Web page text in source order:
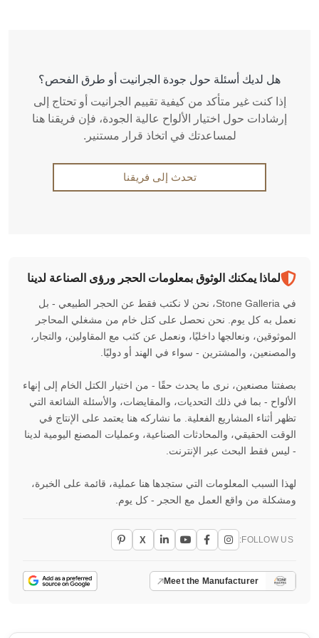
هل لديك أسئلة حول جودة الجرانيت أو طرق الفحص؟
إذا كنت غير متأكد من كيفية تقييم الجرانيت أو تحتاج إلى
إرشادات حول اختيار الألواح عالية الجودة، فإن فريقنا هنا
لمساعدتك في اتخاذ قرار مستنير.
تحدث إلى فريقنا
لماذا يمكنك الوثوق بمعلومات الحجر ورؤى الصناعة لدينا
في Stone Galleria، نحن لا نكتب فقط عن الحجر الطبيعي - بل
نعمل به كل يوم. نحن نحصل على كتل خام من مشغلي المحاجر
الموثوقين، ونعالجها داخليًا، ونعمل عن كثب مع المقاولين، والتجار،
والمصنعين، والمشترين - سواء في الهند أو دوليًا.
بصفتنا مصنعين، نرى ما يحدث حقًا - من اختيار الكتل الخام إلى إنهاء
الألواح - بما في ذلك التحديات، والمقايضات، والأسئلة الشائعة التي
تظهر أثناء المشاريع الفعلية. ما نشاركه هنا يعتمد على الإنتاج في
الوقت الحقيقي، والمحادثات الصناعية، وعمليات المصنع اليومية لدينا
- ليس فقط البحث عبر الإنترنت.
لهذا السبب المعلومات التي ستجدها هنا عملية، قائمة على الخبرة،
ومشكلة من واقع العمل مع الحجر - كل يوم.
FOLLOW US:
X
Meet the Manufacturer